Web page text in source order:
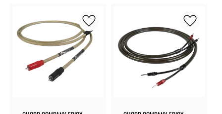
Lägg till i favoriter Lägg till